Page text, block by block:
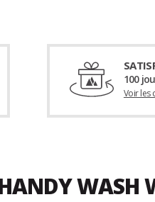
100
Voir les
WASH